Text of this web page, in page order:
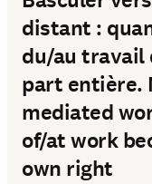
distant :
du/au travail
part entière.
mediated
of/at work
own right